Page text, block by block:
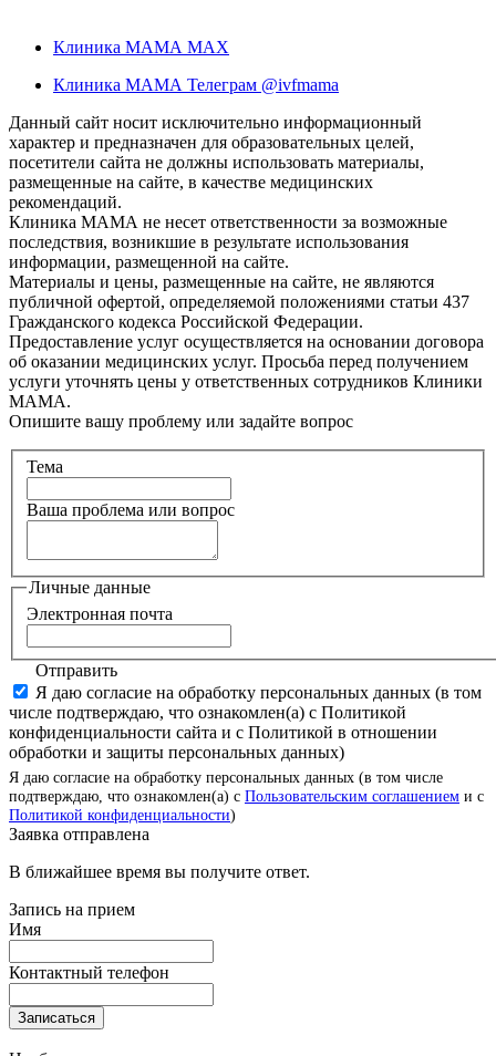
Клиника МАМА MAX
Клиника МАМА Телеграм @ivfmama
Данный сайт носит исключительно информационный
характер и предназначен для образовательных целей,
посетители сайта не должны использовать материалы,
размещенные на сайте, в качестве медицинских
рекомендаций.
Клиника МАМА не несет ответственности за возможные
последствия, возникшие в результате использования
информации, размещенной на сайте.
Материалы и цены, размещенные на сайте, не являются
публичной офертой, определяемой положениями статьи 437
Гражданского кодекса Российской Федерации.
Предоставление услуг осуществляется на основании договора
об оказании медицинских услуг. Просьба перед получением
услуги уточнять цены у ответственных сотрудников Клиники
МАМА.
Опишите вашу проблему или задайте вопрос
Тема
Ваша проблема или вопрос
Личные данные
Электронная почта
Отправить
Я даю согласие на обработку персональных данных (в том
числе подтверждаю, что ознакомлен(а) с Политикой
конфиденциальности сайта и с Политикой в отношении
обработки и защиты персональных данных)
Я даю согласие на обработку персональных данных (в том числе
подтверждаю, что ознакомлен(а) с Пользовательским соглашением и с
Политикой конфиденциальности)
Заявка отправлена
В ближайшее время вы получите ответ.
Запись на прием
Имя
Контактный телефон
Записаться